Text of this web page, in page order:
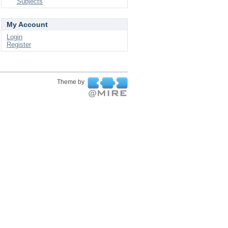
My Account
Login
Register
Theme by